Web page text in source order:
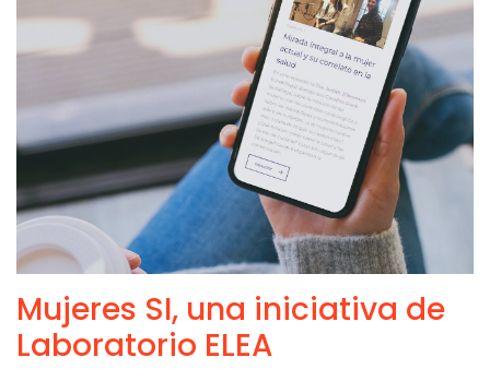
Mujeres SI, una iniciativa de
Laboratorio ELEA